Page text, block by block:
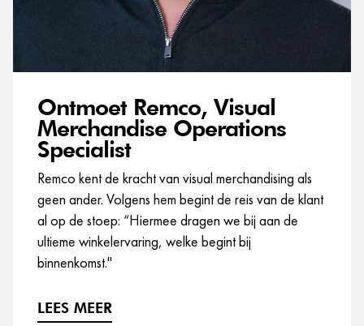
Ontmoet Remco, Visual
Merchandise Operations
Specialist
Remco kent de kracht van visual merchandising als
geen ander. Volgens hem begint de reis van de klant
al op de stoep: “Hiermee dragen we bij aan de
ultieme winkelervaring, welke begint bij
binnenkomst."
LEES MEER